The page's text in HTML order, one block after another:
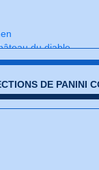
du diable
vrai super-héros
fuite
humain pour être
DE PANINI